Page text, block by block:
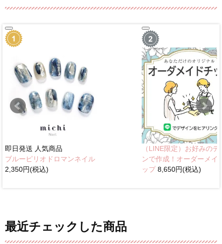
即日発送 人気商品
ブルーピリオドロマンネイル
2,350円(税込)
（LINE限定）お好みのデ
ンで作成！オーダーメイ
ップ8,650円(税込)
最近チェックした商品